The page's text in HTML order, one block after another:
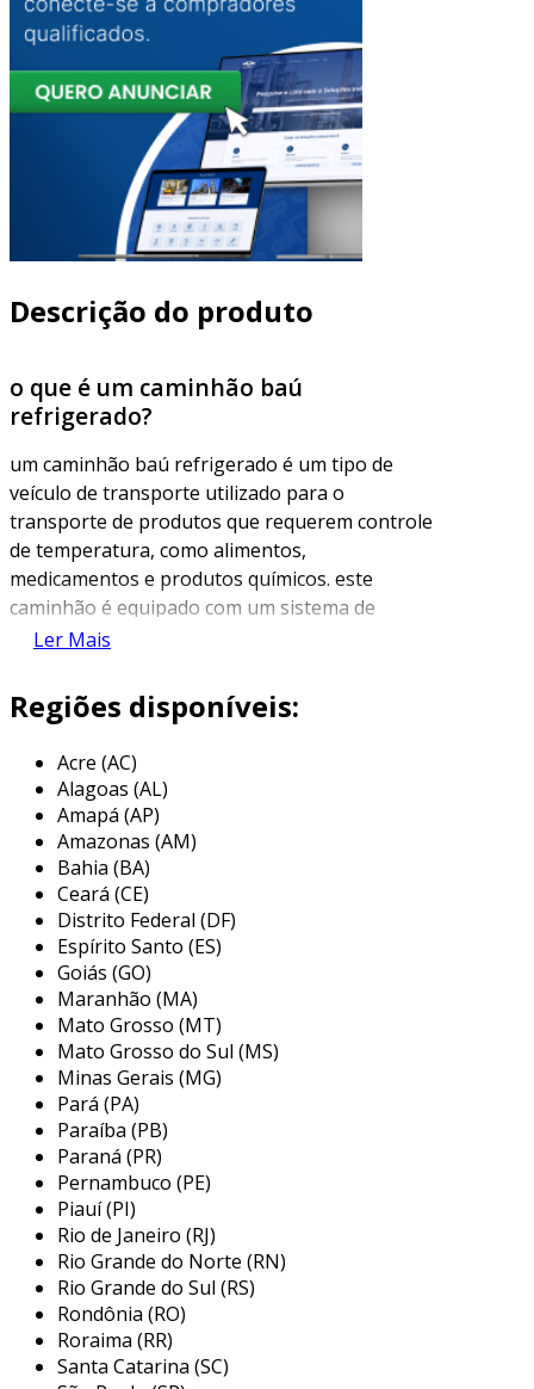
Descrição do produto
o que é um caminhão baú
refrigerado?
um caminhão baú refrigerado é um tipo de
veículo de transporte utilizado para o
transporte de produtos que requerem controle
de temperatura, como alimentos,
medicamentos e produtos químicos. este
caminhão é equipado com um sistema de
refrigeração que mantém uma temperatura
segurança dos produtos transportados,
evitando a contaminação e deterioração.
a estrutura do caminhão é composta por um
baú que pode ter diferentes tamanhos e
capacidades, dependendo da necessidade do
negócio. a economia de combustível, a redução
de custos operacionais e a manutenção do frio
constante são características que tornam esses
veículos ideais para empresas que atuam no
setor de logística e distribuição de produtos
sensíveis à temperatura.
principais aplicações do caminhão
baú refrigerado
os caminhões baú refrigerados são essenciais
em diversas indústrias que lidam com produtos
que necessitam de condições especiais de
armazenamento e transporte. a versatilidade
desse tipo de veículo permite que sejam
empregados em diferentes áreas. as principais
aplicações incluem:
transporte de alimentos:
manter a integridade de carnes, laticínios,
Ler Mais
Regiões disponíveis:
Acre (AC)
Alagoas (AL)
Amapá (AP)
Amazonas (AM)
Bahia (BA)
Ceará (CE)
Distrito Federal (DF)
Espírito Santo (ES)
Goiás (GO)
Maranhão (MA)
Mato Grosso (MT)
Mato Grosso do Sul (MS)
Minas Gerais (MG)
Pará (PA)
Paraíba (PB)
Paraná (PR)
Pernambuco (PE)
Piauí (PI)
Rio de Janeiro (RJ)
Rio Grande do Norte (RN)
Rio Grande do Sul (RS)
Rondônia (RO)
Roraima (RR)
Santa Catarina (SC)